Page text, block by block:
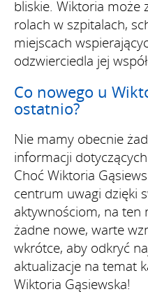
bliskie. Wiktoria może
rolach w szpitalach,
miejscach
odzwierciedla jej
Co nowego u
ostatnio?
Nie mamy obecnie
informacji
Choć Wiktoria
centrum uwagi dzięki
aktywnościom, na ten
żadne nowe, warte
wkrótce, aby odkryć
aktualizacje na temat
Wiktoria Gąsiewska!